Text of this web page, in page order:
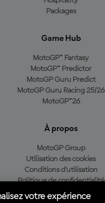
Packages
Game Hub
MotoGP™ Fantasy
MotoGP™ Predictor
MotoGP Guru Predict
MotoGP Guru Racing 25/26
MotoGP™26
À propos
MotoGP Group
Utilisation des cookies
Conditions d'utilisation
Politique de confidentialité
Politique d’achat
votre expérience